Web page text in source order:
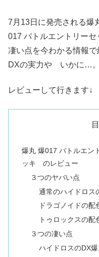
7月13日に発売される爆
017 バトルエントリー
凄い点を今わかる情報で
DXの実力や いかに…。
レビューして行きます↓
爆丸 爆017 バトルエン
ッキ のレビュー
３つのヤバい点
通常のハイドロス
ドラゴノイドの
トゥロックスの配
３つの凄い点
ハイドロスのDX